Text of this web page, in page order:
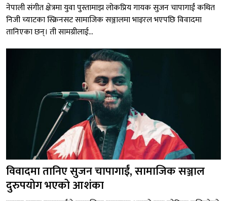
नेपाली संगीत क्षेत्रमा युवा पुस्तामाझ लोकप्रिय गायक सुजन चापागाईं कथित
निजी च्याटका स्क्रिनसट सामाजिक सञ्जालमा भाइरल भएपछि विवादमा
तानिएका छन्। ती सामग्रीलाई...
विवादमा तानिए सुजन चापागाईं, सामाजिक सञ्जाल
दुरुपयोग भएको आशंका